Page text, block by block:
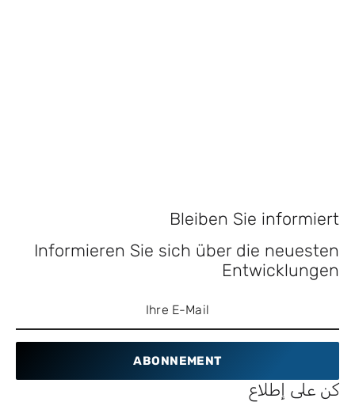
Bleiben Sie informiert
Informieren Sie sich über die neuesten
Entwicklungen
ABONNEMENT
كن على إطلاع